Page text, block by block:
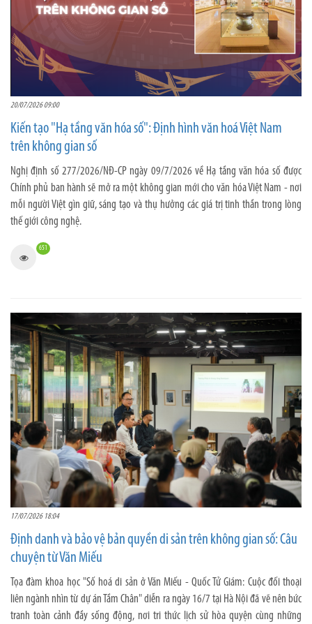
20/07/2026 09:00
Kiến tạo "Hạ tầng văn hóa số": Định hình văn hoá Việt Nam
trên không gian số
Nghị định số 277/2026/NĐ-CP ngày 09/7/2026 về Hạ tầng văn hóa số được
Chính phủ ban hành sẽ mở ra một không gian mới cho văn hóa Việt Nam - nơi
mỗi người Việt gìn giữ, sáng tạo và thụ hưởng các giá trị tinh thần trong lòng
thế giới công nghệ.
651
17/07/2026 18:04
Định danh và bảo vệ bản quyền di sản trên không gian số: Câu
chuyện từ Văn Miếu
Tọa đàm khoa học "Số hoá di sản ở Văn Miếu - Quốc Tử Giám: Cuộc đối thoại
liên ngành nhìn từ dự án Tầm Chân" diễn ra ngày 16/7 tại Hà Nội đã vẽ nên bức
tranh toàn cảnh đầy sống động, nơi tri thức lịch sử hòa quyện cùng những